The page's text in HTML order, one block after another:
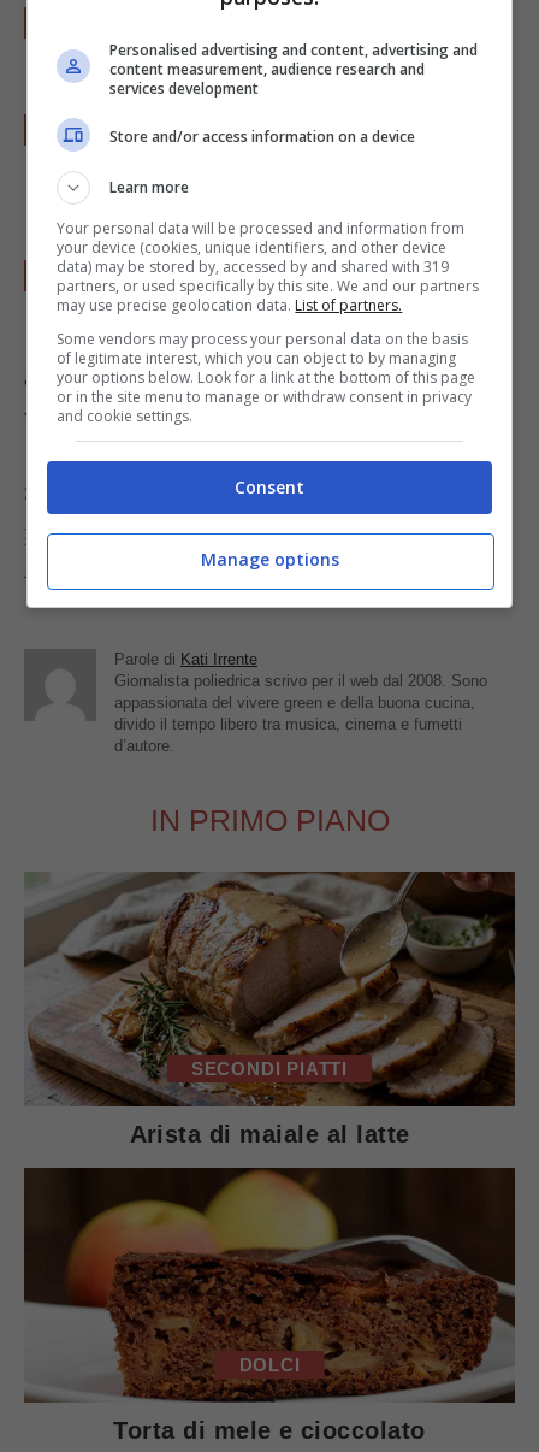
Aggiungi il pepe nero e il timo e copri la
teglia con un pezzo di alluminio.
Metti in forno per 30 minuti, elimina il
altri 30 minuti.
Porta in tavola il pollo dopo averlo trasferito
su un bel piatto di portata.
accompagnate il pollo ripieno con delle gustose
verdure stufate
Se vuoi conoscere unaricetta del risotto ai
fegatini di pollo clicca qui.
Anthony Dunn
Parole di Kati Irrente
Giornalista poliedrica scrivo per il web dal 2008. Sono
appassionata del vivere green e della buona cucina,
divido il tempo libero tra musica, cinema e fumetti
d’autore.
IN PRIMO PIANO
SECONDI PIATTI
Arista di maiale al latte
DOLCI
Torta di mele e cioccolato
Personalised advertising and content, advertising and
content measurement, audience research and
services development
Store and/or access information on a device
Learn more
Your personal data will be processed and information from
your device (cookies, unique identifiers, and other device
data) may be stored by, accessed by and shared with 319
partners, or used specifically by this site. We and our partners
may use precise geolocation data. List of partners.
Some vendors may process your personal data on the basis
of legitimate interest, which you can object to by managing
your options below. Look for a link at the bottom of this page
or in the site menu to manage or withdraw consent in privacy
and cookie settings.
Consent
Manage options